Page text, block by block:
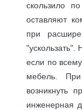
скользило
оставляют
при
"ускользать".
если по
мебель.
возникнуть
инженерная